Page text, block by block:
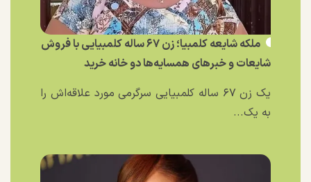
ملکه شایعه کلمبیا؛ زن ۶۷ ساله کلمبیایی با فروش
شایعات و خبر‌های همسایه‌ها دو خانه خرید
یک زن ۶۷ ساله کلمبیایی سرگرمی مورد علاقه‌اش را
به یک...